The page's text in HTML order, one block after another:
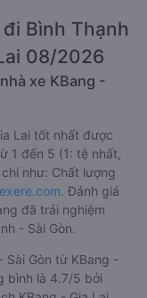
Bình Thạnh
08/2026
xe KBang -
Lai tốt nhất được
1 đến 5 (1: tệ nhất,
như: Chất lượng
. Đánh giá
đã trải nghiệm
- Sài Gòn.
Sài Gòn từ KBang -
bình là 4.7/5 bởi